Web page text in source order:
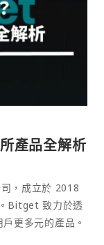
產品全解析
，成立於 2018
Bitget 致力於透
更多元的產品。